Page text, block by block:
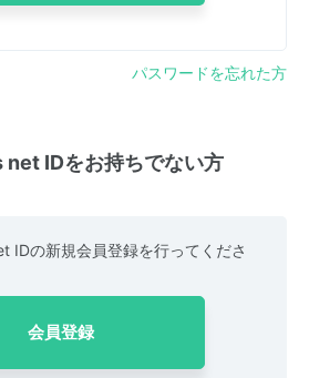
パスワードを忘れた方
net IDをお持ちでない方
IDの新規会員登録を行ってくださ
会員登録